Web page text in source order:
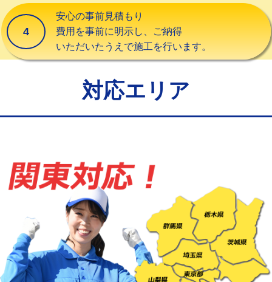
給水管工事※（ホール加工)
給水管工事※（バンド止め) 3,300円
給水管工事※（保温材使用（バンド止
5,500円
給水管工事※（塩ビ管（VP・HI）使
用/3ｍまで)
給水管工事※（塩ビ管（VP・HI）使
用（追加）/3ｍ超え)
+8,800円
給水管工事※（ライニング鋼管・銅
管・ポリ管・HT管使用/3ｍまで)
44,000円
4
安心の事前見積もり
費用を事前に明示し、ご納得
いただいたうえで施工を行います。
対応エリア